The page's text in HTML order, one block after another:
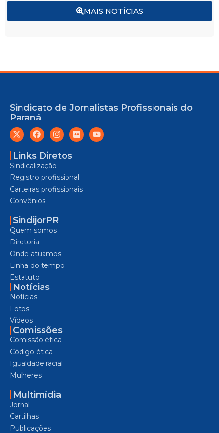
MAIS NOTÍCIAS
Sindicato de Jornalistas Profissionais do
Paraná
Links Diretos
Sindicalização
Registro profissional
Carteiras profissionais
Convênios
SindijorPR
Quem somos
Diretoria
Onde atuamos
Linha do tempo
Estatuto
Notícias
Notícias
Fotos
Vídeos
Comissões
Comissão ética
Código ética
Igualdade racial
Mulheres
Multimídia
Jornal
Cartilhas
Publicações